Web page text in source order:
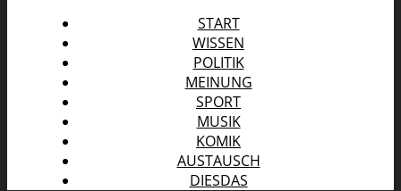
START
WISSEN
POLITIK
MEINUNG
SPORT
MUSIK
KOMIK
AUSTAUSCH
DIESDAS